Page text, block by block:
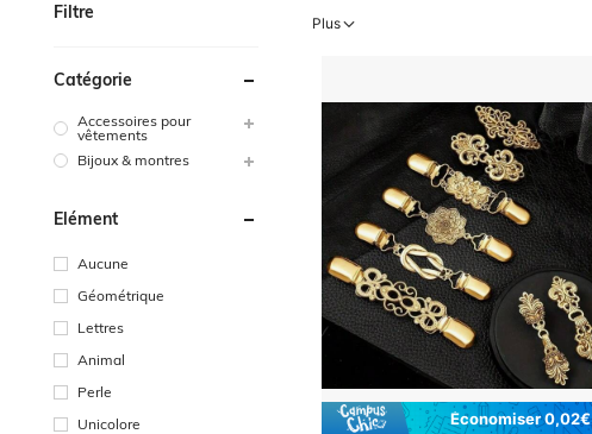
Filtre
Catégorie
Accessoires pour
vêtements
Bijoux & montres
Élément
Aucune
Géométrique
Lettres
Animal
Perle
Unicolore
Plus
Économiser 0,02€